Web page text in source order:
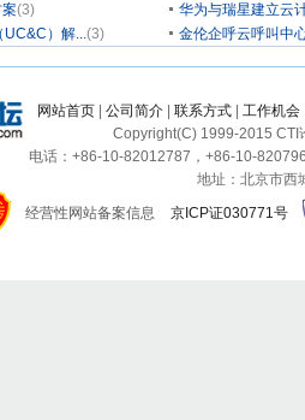
(3)
华为与瑞星建立云
UC&C）解...(3) 金伦企呼云呼叫中
网站首页 公司简介 联系方式 工作机会
Copyright(C) 1999-2015 CTI
电话：+86-10-82012787，+86-10-
地址：北京市西
经营性网站备案信息
京ICP证030771号